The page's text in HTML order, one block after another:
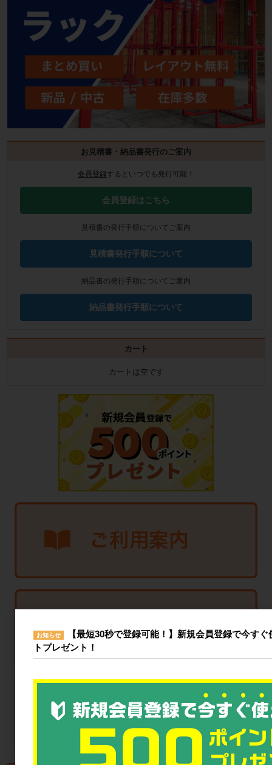
お見積書・納品書発行のご案内
会員登録するといつでも発行可能！
会員登録はこちら
見積書の発行手順についてご案内
見積書発行手順について
納品書の発行手順についてご案内
納品書発行手順について
カート
カートは空です
お知らせ
【最短30秒で登録可能！】新規会員登録で今す
トプレゼント！